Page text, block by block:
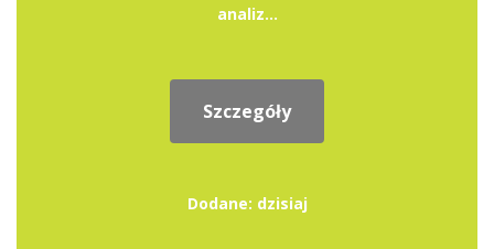
analiz...
Szczegóły
Dodane: dzisiaj